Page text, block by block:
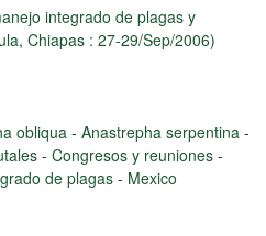
integrado de plagas y
Chiapas : 27-29/Sep/2006)
obliqua - Anastrepha serpentina -
- Congresos y reuniones -
de plagas- Mexico